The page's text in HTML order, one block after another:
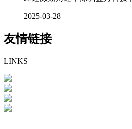
2025-03-28
友情链接
LINKS